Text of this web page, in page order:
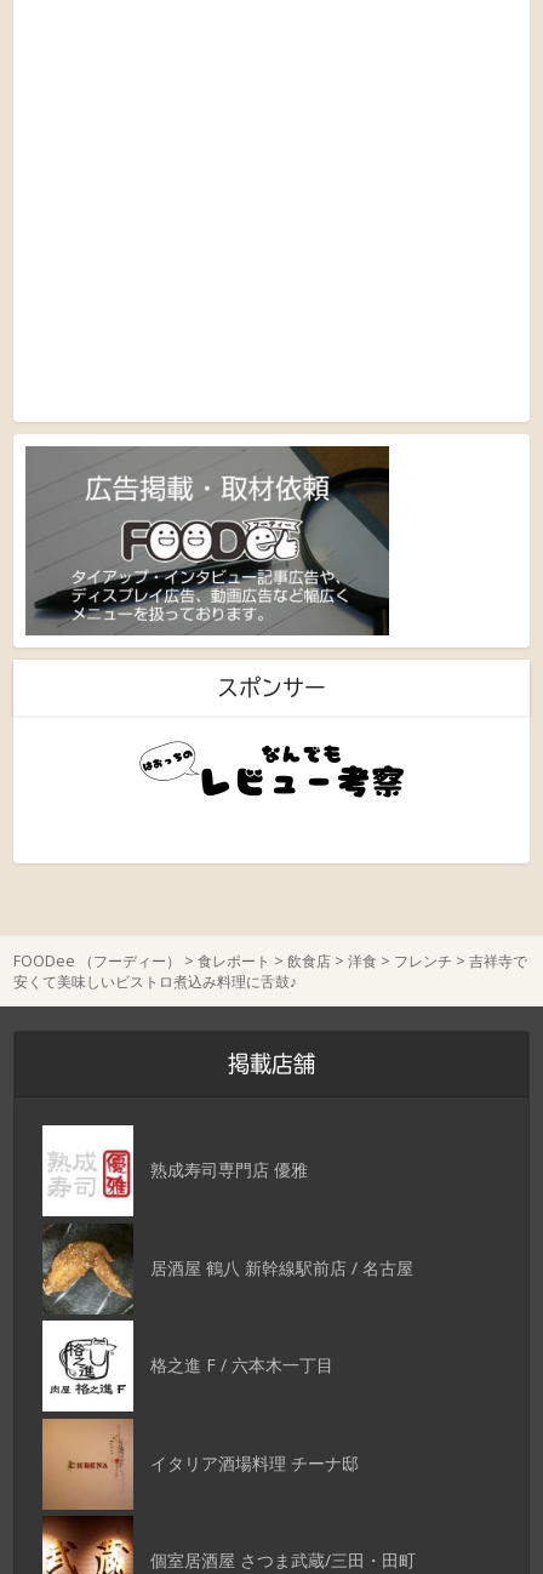
スポンサー
FOODee （フーディー） >食レポート >飲食店 >洋食 > フレンチ >吉祥寺で
安くて美味しいビストロ煮込み料理に舌鼓♪
掲載店舗
熟成寿司専門店 優雅
居酒屋 鶴八 新幹線駅前店 / 名古屋
格之進 F / 六本木一丁目
イタリア酒場料理 チーナ邸
個室居酒屋 さつま武蔵/三田・田町